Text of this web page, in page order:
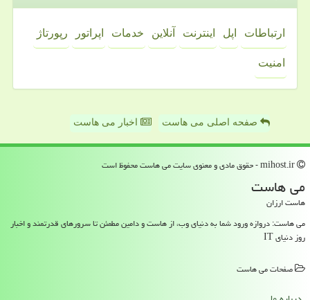
ارتباطات اپل اینترنت آنلاین خدمات اپراتور رپورتاژ
امنیت
صفحه اصلی می هاست اخبار می هاست
می هاست
هاست ارزان
می هاست: دروازه ورود شما به دنیای وب، از هاست و دامین مطمئن تا سرورهای قدرتمند و اخبار
روز دنیای IT
صفحات می هاست